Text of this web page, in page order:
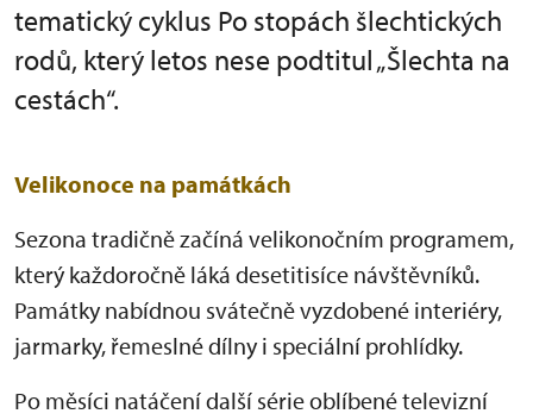
tematický cyklus Po stopách šlechtických
rodů, který letos nese podtitul „Šlechta na
cestách“.
Velikonoce na památkách
Sezona tradičně začíná velikonočním programem,
který každoročně láká desetitisíce návštěvníků.
Památky nabídnou svátečně vyzdobené interiéry,
jarmarky, řemeslné dílny i speciální prohlídky.
Po měsíci natáčení další série oblíbené televizní